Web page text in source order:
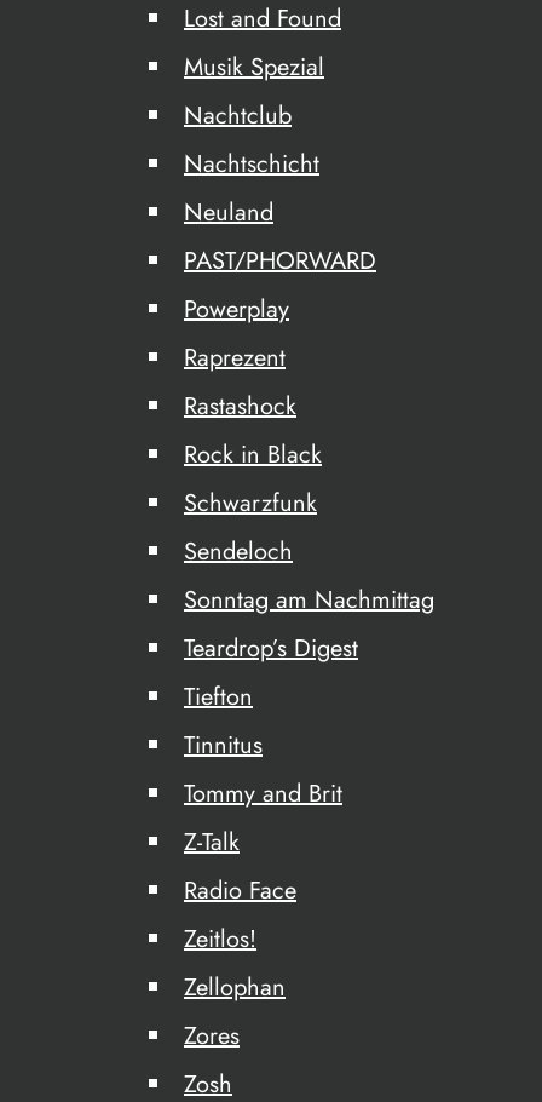
Lost and Found
Musik Spezial
Nachtclub
Nachtschicht
Neuland
PAST/PHORWARD
Powerplay
Raprezent
Rastashock
Rock in Black
Schwarzfunk
Sendeloch
Sonntag am Nachmittag
Teardrop’s Digest
Tiefton
Tinnitus
Tommy and Brit
Z-Talk
Radio Face
Zeitlos!
Zellophan
Zores
Zosh